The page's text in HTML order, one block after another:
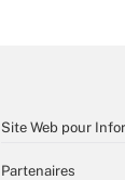
Site Web pour
Partenaires